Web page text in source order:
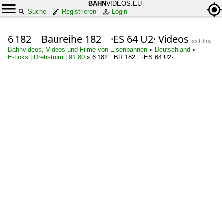
BAHNVIDEOS.EU
Suche
Registrieren Login
6 182 Baureihe 182 ·ES 64 U2· Videos 55 Filme
Bahnvideos, Videos und Filme von Eisenbahnen » Deutschland »
E-Loks | Drehstrom | 91 80 » 6 182 BR 182 ·ES 64 U2·